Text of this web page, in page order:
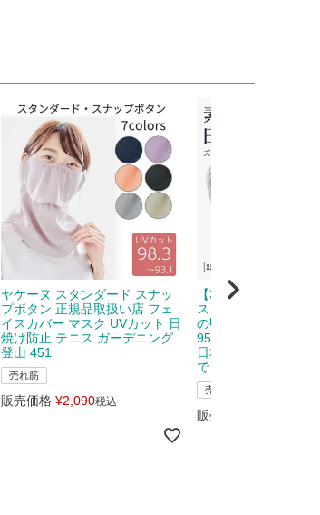
ヤケーヌ スタンダード スナッ
プボタン 正規品取扱い店 フェ
イスカバー マスク UVカット 日
焼け防止 テニス ガーデニング
登山 451
売れ筋
販売価格 ¥2,090税込
【3点ゴムでズレに
ス ハンドカバー レ
の甲 日焼け防止 UV
95％ ハンドガード
日本製 ゴルフ 指先
で 278
売れ筋
販売価格